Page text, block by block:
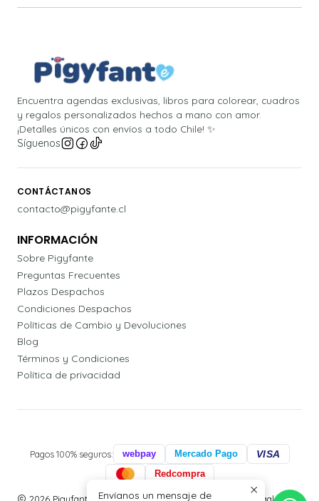
Encuentra agendas exclusivas, libros para colorear, cuadros
y regalos personalizados hechos a mano con amor.
¡Detalles únicos con envíos a todo Chile! ✨
Síguenos
CONTÁCTANOS
contacto@pigyfante.cl
INFORMACIÓN
Sobre Pigyfante
Preguntas Frecuentes
Plazos Despachos
Condiciones Despachos
Políticas de Cambio y Devoluciones
Blog
Términos y Condiciones
Política de privacidad
Pagos 100% seguros: webpay Mercado Pago VISA
Redcompra
Envíanos un mensaje de